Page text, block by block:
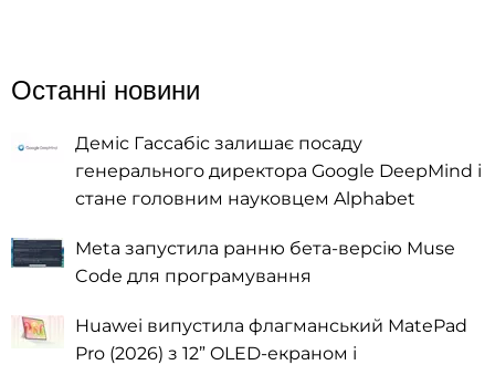
Останні новини
Деміс Гассабіс залишає посаду
генерального директора Google DeepMind і
стане головним науковцем Alphabet
Meta запустила ранню бета-версію Muse
Code для програмування
Huawei випустила флагманський MatePad
Pro (2026) з 12” OLED-екраном і